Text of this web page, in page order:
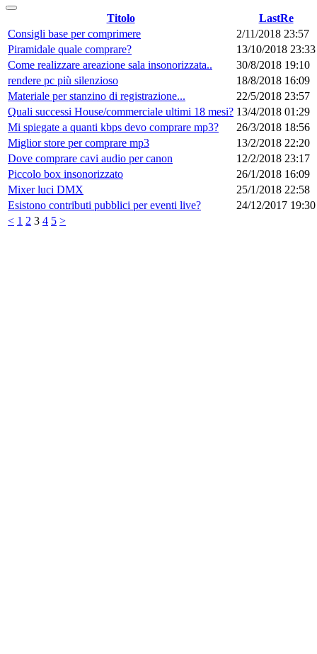
Titolo LastRe
< 1 2 3 4 5 >
Consigli base per comprimere
2/11/2018 23:57
Piramidale quale comprare?
13/10/2018 23:33
Come realizzare areazione sala insonorizzata..
30/8/2018 19:10
rendere pc più silenzioso
18/8/2018 16:09
Materiale per stanzino di registrazione...
22/5/2018 23:57
Quali successi House/commerciale ultimi 18 mesi? 13/4/2018 01:29
Mi spiegate a quanti kbps devo comprare mp3?
26/3/2018 18:56
Miglior store per comprare mp3
13/2/2018 22:20
Dove comprare cavi audio per canon
12/2/2018 23:17
Piccolo box insonorizzato
26/1/2018 16:09
Mixer luci DMX
25/1/2018 22:58
Esistono contributi pubblici per eventi live?
24/12/2017 19:30